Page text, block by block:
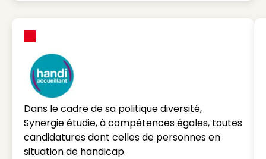
Dans le cadre de sa politique diversité,
Synergie étudie, à compétences égales, toutes
candidatures dont celles de personnes en
situation de handicap.